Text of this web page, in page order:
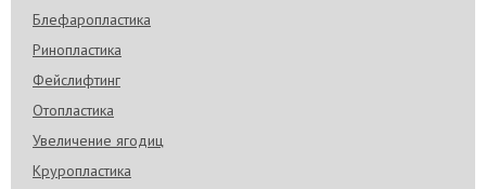
Блефаропластика
Ринопластика
Фейслифтинг
Отопластика
Увеличение ягодиц
Круропластика